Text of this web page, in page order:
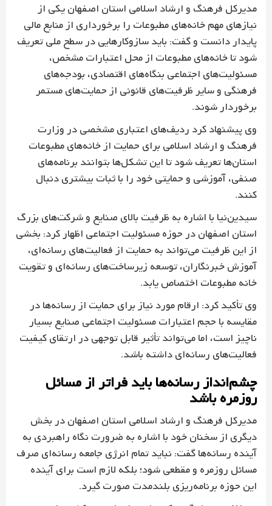
مدیرکل فرهنگ و ارشاد اسلامی استان اصفهان یکی از
نیازهای مهم خانه‌های مطبوعات را برخورداری از منابع مالی
پایدار دانست و گفت: باید سازوکارهایی در سطح ملی تعریف
شود تا خانه‌های مطبوعات از محل اعتبارات مشخص،
مسئولیت‌های اجتماعی بنگاه‌های اقتصادی، بودجه‌های
فرهنگی و سایر ظرفیت‌های قانونی از حمایت‌های مستمر
برخوردار شوند.
وی پیشنهاد کرد ردیف‌های اعتباری مشخصی در وزارت
فرهنگ و ارشاد اسلامی برای حمایت از خانه‌های مطبوعات
استان‌ها تعریف شود تا این تشکل‌ها بتوانند برنامه‌های
صنفی، آموزشی و حمایتی خود را با ثبات بیشتری دنبال
کنند.
سیدین‌نیا با اشاره به ظرفیت بالای صنایع و شرکت‌های بزرگ
استان اصفهان در حوزه مسئولیت اجتماعی اظهار کرد: بخشی
از این ظرفیت می‌تواند به حمایت از فعالیت‌های رسانه‌ای،
آموزش خبرنگاران، توسعه زیرساخت‌های رسانه‌ای و تقویت
خانه مطبوعات اختصاص یابد.
وی تأکید کرد: ارقام مورد نیاز برای حمایت از رسانه‌ها در
مقایسه با حجم اعتبارات مسئولیت اجتماعی صنایع بسیار
ناچیز است، اما می‌تواند تأثیر قابل توجهی در ارتقای کیفیت
فعالیت‌های رسانه‌ای داشته باشد.
چشم‌انداز رسانه‌ها باید فراتر از مسائل
روزمره باشد
مدیرکل فرهنگ و ارشاد اسلامی استان اصفهان در بخش
دیگری از سخنان خود با اشاره به ضرورت نگاه راهبردی به
آینده رسانه‌ها گفت: نباید تمام انرژی جامعه رسانه‌ای صرف
مسائل روزمره و مقطعی شود؛ بلکه لازم است برای آینده
این حوزه برنامه‌ریزی بلندمدت صورت گیرد.